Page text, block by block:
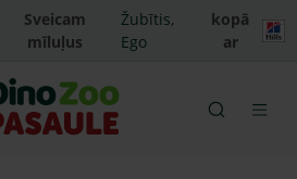
Sveicam
mīluļus
Žubītis,
Ego
kopā
ar